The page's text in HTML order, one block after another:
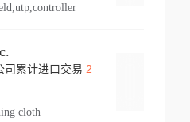
司累计进口交易 2
cloth